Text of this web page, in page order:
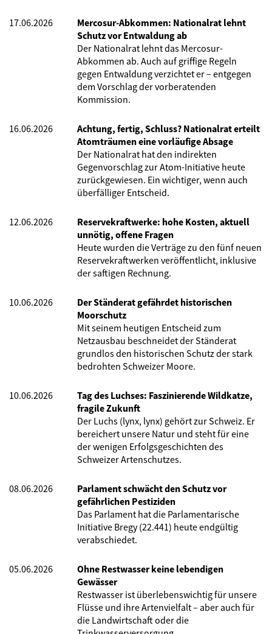
17.06.2026
Mercosur-Abkommen: Nationalrat lehnt
Schutz vor Entwaldung ab
Der Nationalrat lehnt das Mercosur-
Abkommen ab. Auch auf griffige Regeln
gegen Entwaldung verzichtet er – entgegen
dem Vorschlag der vorberatenden
Kommission.
16.06.2026
Achtung, fertig, Schluss? Nationalrat erteilt
Atomträumen eine vorläufige Absage
Der Nationalrat hat den indirekten
Gegenvorschlag zur Atom-Initiative heute
zurückgewiesen. Ein wichtiger, wenn auch
überfälliger Entscheid.
12.06.2026
Reservekraftwerke: hohe Kosten, aktuell
unnötig, offene Fragen
Heute wurden die Verträge zu den fünf neuen
Reservekraftwerken veröffentlicht, inklusive
der saftigen Rechnung.
10.06.2026
Der Ständerat gefährdet historischen
Moorschutz
Mit seinem heutigen Entscheid zum
Netzausbau beschneidet der Ständerat
grundlos den historischen Schutz der stark
bedrohten Schweizer Moore.
10.06.2026
Tag des Luchses: Faszinierende Wildkatze,
fragile Zukunft
Der Luchs (lynx, lynx) gehört zur Schweiz. Er
bereichert unsere Natur und steht für eine
der wenigen Erfolgsgeschichten des
Schweizer Artenschutzes.
08.06.2026
Parlament schwächt den Schutz vor
gefährlichen Pestiziden
Das Parlament hat die Parlamentarische
Initiative Bregy (22.441) heute endgültig
verabschiedet.
05.06.2026
Ohne Restwasser keine lebendigen
Gewässer
Restwasser ist überlebenswichtig für unsere
Flüsse und ihre Artenvielfalt – aber auch für
die Landwirtschaft oder die